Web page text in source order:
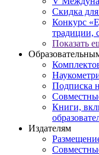
Скидка
Конкурс
традиции,
Показать
Подписка
Книги,
Издателям